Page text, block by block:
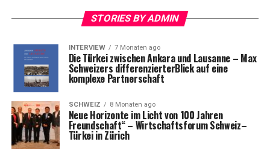
STORIES BY ADMIN
INTERVIEW 7 Monaten ago
Die Türkei zwischen Ankara und Lausanne – Max
Schweizers differenzierterBlick auf eine
komplexe Partnerschaft
SCHWEIZ 8 Monaten ago
Neue Horizonte im Licht von 100 Jahren
Freundschaft“ – Wirtschaftsforum Schweiz–
Türkei in Zürich